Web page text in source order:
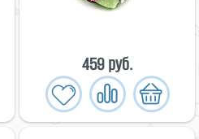
459 руб.